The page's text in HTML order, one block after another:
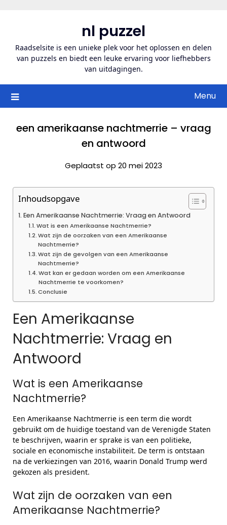
inhoud
nl puzzel
Raadselsite is een unieke plek voor het oplossen en delen
van puzzels en biedt een leuke ervaring voor liefhebbers
van uitdagingen.
Menu
een amerikaanse nachtmerrie – vraag
en antwoord
Geplaatst op 20 mei 2023
Inhoudsopgave
Een Amerikaanse Nachtmerrie: Vraag en Antwoord
Wat is een Amerikaanse Nachtmerrie?
Wat zijn de oorzaken van een Amerikaanse
Nachtmerrie?
Wat zijn de gevolgen van een Amerikaanse
Nachtmerrie?
Wat kan er gedaan worden om een Amerikaanse
Nachtmerrie te voorkomen?
Conclusie
Een Amerikaanse
Nachtmerrie: Vraag en
Antwoord
Wat is een Amerikaanse
Nachtmerrie?
Een Amerikaanse Nachtmerrie is een term die wordt
gebruikt om de huidige toestand van de Verenigde Staten
te beschrijven, waarin er sprake is van een politieke,
sociale en economische instabiliteit. De term is ontstaan ​​
na de verkiezingen van 2016, waarin Donald Trump werd
gekozen als president.
Wat zijn de oorzaken van een
Amerikaanse Nachtmerrie?